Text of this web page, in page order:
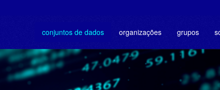
conjuntos de dados organizações grupos